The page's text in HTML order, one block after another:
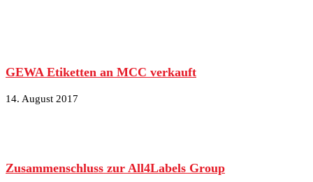
GEWA Etiketten an MCC verkauft
14. August 2017
Zusammenschluss zur All4Labels Group